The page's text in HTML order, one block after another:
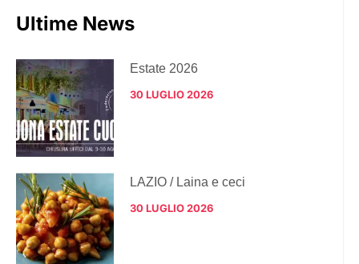
Ultime News
Estate 2026
30 LUGLIO 2026
LAZIO / Laina e ceci
30 LUGLIO 2026